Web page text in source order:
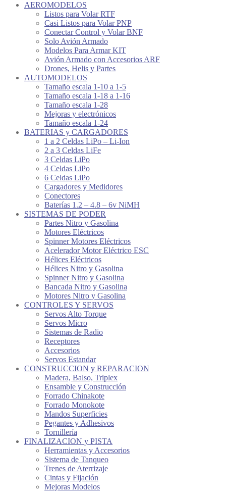
AEROMODELOS
Listos para Volar RTF
Casi Listos para Volar PNP
Conectar Control y Volar BNF
Solo Avión Armado
Modelos Para Armar KIT
Avión Armado con Accesorios ARF
Drones, Helis y Partes
AUTOMODELOS
Tamaño escala 1-10 a 1-5
Tamaño escala 1-18 a 1-16
Tamaño escala 1-28
Mejoras y electrónicos
Tamaño escala 1-24
BATERIAS y CARGADORES
1 a 2 Celdas LiPo – Li-Ion
2 a 3 Celdas LiFe
3 Celdas LiPo
4 Celdas LiPo
6 Celdas LiPo
Cargadores y Medidores
Conectores
Baterías 1.2 – 4.8 – 6v NiMH
SISTEMAS DE PODER
Partes Nitro y Gasolina
Motores Eléctricos
Spinner Motores Eléctricos
Acelerador Motor Eléctrico ESC
Hélices Eléctricos
Hélices Nitro y Gasolina
Spinner Nitro y Gasolina
Bancada Nitro y Gasolina
Motores Nitro y Gasolina
CONTROLES Y SERVOS
Servos Alto Torque
Servos Micro
Sistemas de Radio
Receptores
Accesorios
Servos Estandar
CONSTRUCCION y REPARACION
Madera, Balso, Triplex
Ensamble y Construcción
Forrado Chinakote
Forrado Monokote
Mandos Superficies
Pegantes y Adhesivos
Tornillería
FINALIZACION y PISTA
Herramientas y Accesorios
Sistema de Tanqueo
Trenes de Aterrizaje
Cintas y Fijación
Mejoras Modelos